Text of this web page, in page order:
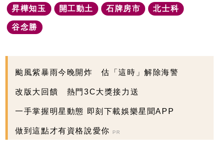
昇樺知玉 開工動土 石牌房市 北士科
谷念勝
颱風紫暴雨今晚開炸 估「這時」解除海警
改版大回饋 熱門3C大獎接力送
一手掌握明星動態 即刻下載娛樂星聞APP
做到這點才有資格說愛你 PR